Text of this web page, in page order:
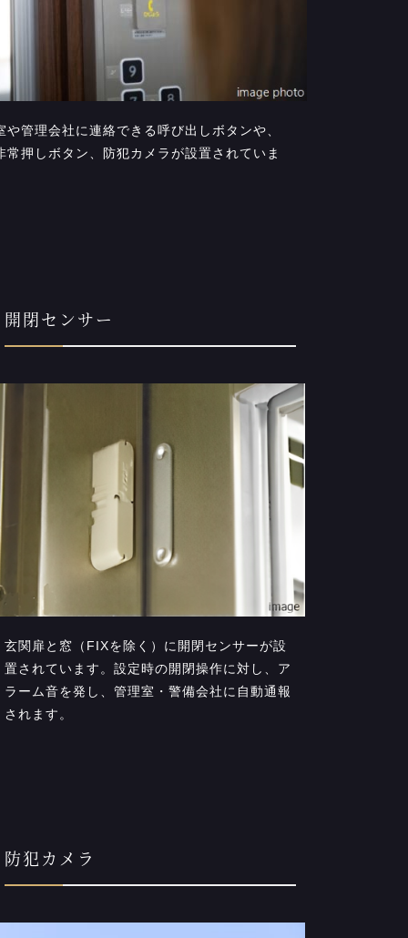
管理会社に連絡できる呼び出しボタンや、
押しボタン、防犯カメラが設置されていま
開閉センサー
玄関扉と窓（FIXを除く）に開閉センサーが設
置されています。設定時の開閉操作に対し、ア
ラーム音を発し、管理室・警備会社に自動通報
されます。
防犯カメラ